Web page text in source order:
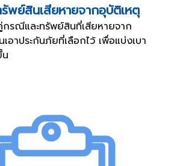
พย์สินเสียหายจากอุบัติเหตุ
รณีและทรัพย์สินที่เสียหายจาก
อาประกันภัยที่เลือกไว้ เพื่อแบ่งเบา
น